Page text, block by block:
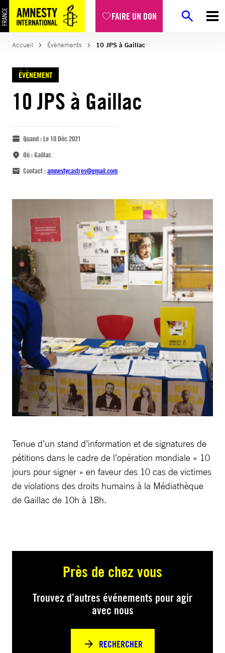
FAIRE UN DON
Accueil Évènements 10 JPS à Gaillac
ÉVÈNEMENT
10 JPS à Gaillac
Quand :Le 10 Déc 2021
Où :Gaillac
Contact :amnestycastres@gmail.com
Tenue d’un stand d’information et de signatures de
pétitions dans le cadre de l’opération mondiale « 10
jours pour signer » en faveur des 10 cas de victimes
de violations des droits humains à la Médiathèque
de Gaillac de 10h à 18h.
Près de chez vous
Trouvez d’autres événements pour agir
avec nous
RECHERCHER